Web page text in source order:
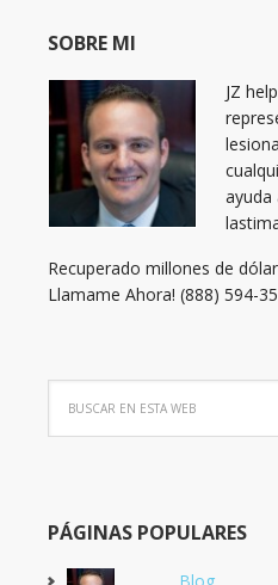
SOBRE MI
JZ
ayuda
Recuperado millones de
Llamame Ahora! (888) 594-
PÁGINAS POPULARES
Blog